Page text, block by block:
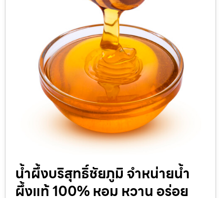
น้ำผึ้งบริสุทธิ์ชัยภูมิ จำหน่ายน้ำ
ผึ้งแท้ 100% หอม หวาน อร่อย